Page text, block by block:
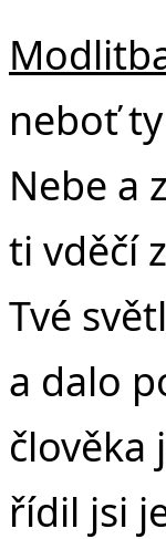
neboť
Nebe a
ti vděčí
Tvé
a dalo
člověka
řídil jsi